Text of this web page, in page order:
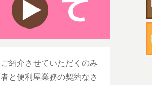
紹介させていただくのみ
と便利屋業務の契約なさ